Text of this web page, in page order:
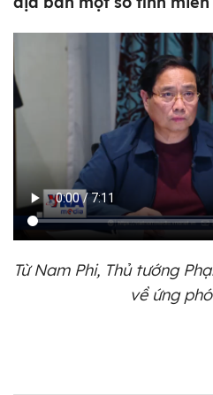
Từ Nam Phi, Thủ tướng
về ứng